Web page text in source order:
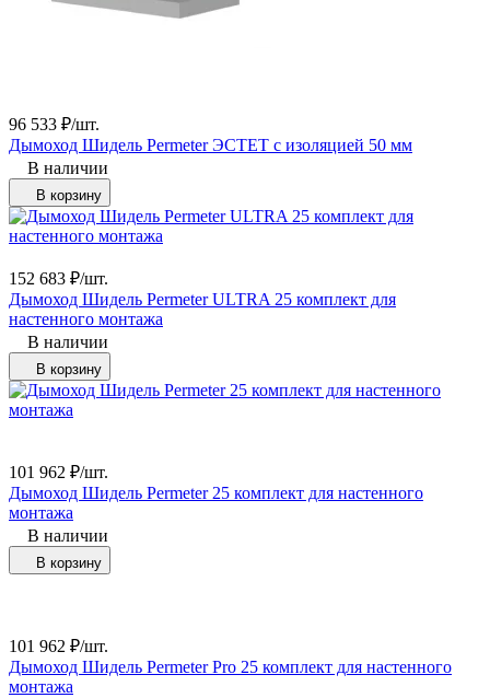
96 533 ₽/шт.
Дымоход Шидель Permeter ЭСТЕТ с изоляцией 50 мм
В наличии
В корзину
152 683 ₽/шт.
Дымоход Шидель Permeter ULTRA 25 комплект для
настенного монтажа
В наличии
В корзину
101 962 ₽/шт.
Дымоход Шидель Permeter 25 комплект для настенного
монтажа
В наличии
В корзину
101 962 ₽/шт.
Дымоход Шидель Permeter Pro 25 комплект для настенного
монтажа